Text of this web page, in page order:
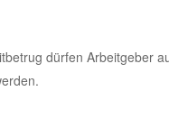
dürfen Arbeitgeber